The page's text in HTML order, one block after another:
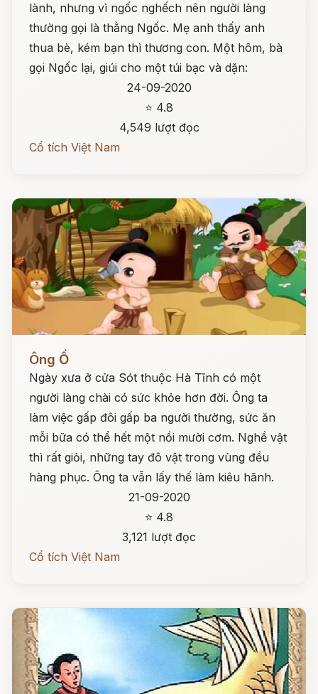
lành, nhưng vì ngốc nghếch nên người làng
thường gọi là thằng Ngốc. Mẹ anh thấy anh
thua bè, kém bạn thì thương con. Một hôm, bà
gọi Ngốc lại, giúi cho một túi bạc và dặn:
24-09-2020
⭐ 4.8
4,549 lượt đọc
Cổ tích Việt Nam
Đọc ngay
Ông Ồ
Ngày xưa ở cửa Sót thuộc Hà Tĩnh có một
người làng chài có sức khỏe hơn đời. Ông ta
làm việc gấp đôi gấp ba người thường, sức ăn
mỗi bữa có thể hết một nồi mười cơm. Nghề vật
thì rất giỏi, những tay đô vật trong vùng đều
hàng phục. Ông ta vẫn lấy thế làm kiêu hãnh.
21-09-2020
⭐ 4.8
3,121 lượt đọc
Cổ tích Việt Nam